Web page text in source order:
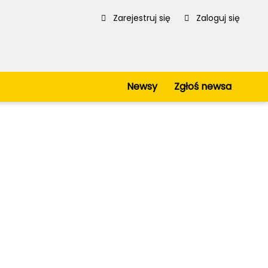
Zarejestruj się Zaloguj się
Serwis
Newsy Zgłoś newsa